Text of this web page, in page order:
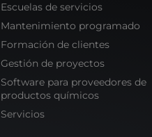
Escuelas de servicios
Mantenimiento programado
Formación de clientes
Gestión de proyectos
Software para proveedores de
productos químicos
Servicios